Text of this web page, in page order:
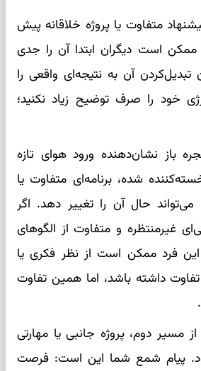
متفاوت یا پروژه خلاقانه پیش
ممکن است دیگران ابتدا آن را جدی
تبدیل‌کردن آن به نتیجه‌ای واقعی را
خود را صرف توضیح زیاد نکنید؛
باز نشان‌دهنده ورود هوای تازه
شده، برنامه‌ای متفاوت یا
حال آن را تغییر دهد. اگر
غیرمنتظره و متفاوت از الگوهای
فرد ممکن است از نظر فکری یا
داشته باشد، اما همین تفاوت
مسیر دوم، پروژه جانبی یا مهارتی
پیام شمع شما این است: فرصت